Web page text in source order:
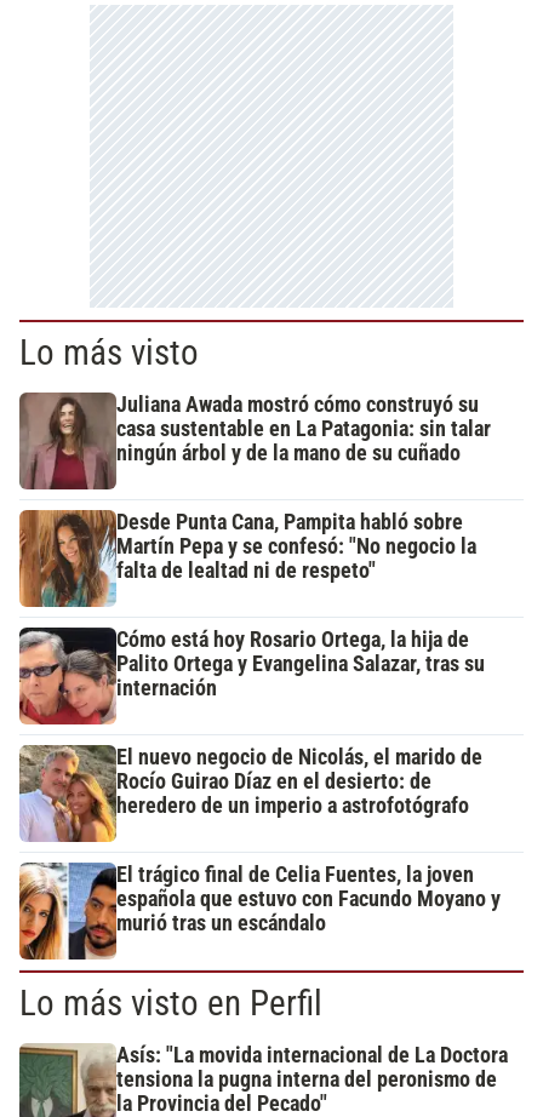
Lo más visto
Juliana Awada mostró cómo construyó su
casa sustentable en La Patagonia: sin talar
ningún árbol y de la mano de su cuñado
Desde Punta Cana, Pampita habló sobre
Martín Pepa y se confesó: "No negocio la
falta de lealtad ni de respeto"
Cómo está hoy Rosario Ortega, la hija de
Palito Ortega y Evangelina Salazar, tras su
internación
El nuevo negocio de Nicolás, el marido de
Rocío Guirao Díaz en el desierto: de
heredero de un imperio a astrofotógrafo
El trágico final de Celia Fuentes, la joven
española que estuvo con Facundo Moyano y
murió tras un escándalo
Lo más visto en Perfil
Asís: "La movida internacional de La Doctora
tensiona la pugna interna del peronismo de
la Provincia del Pecado"